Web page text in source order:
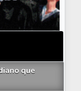
que